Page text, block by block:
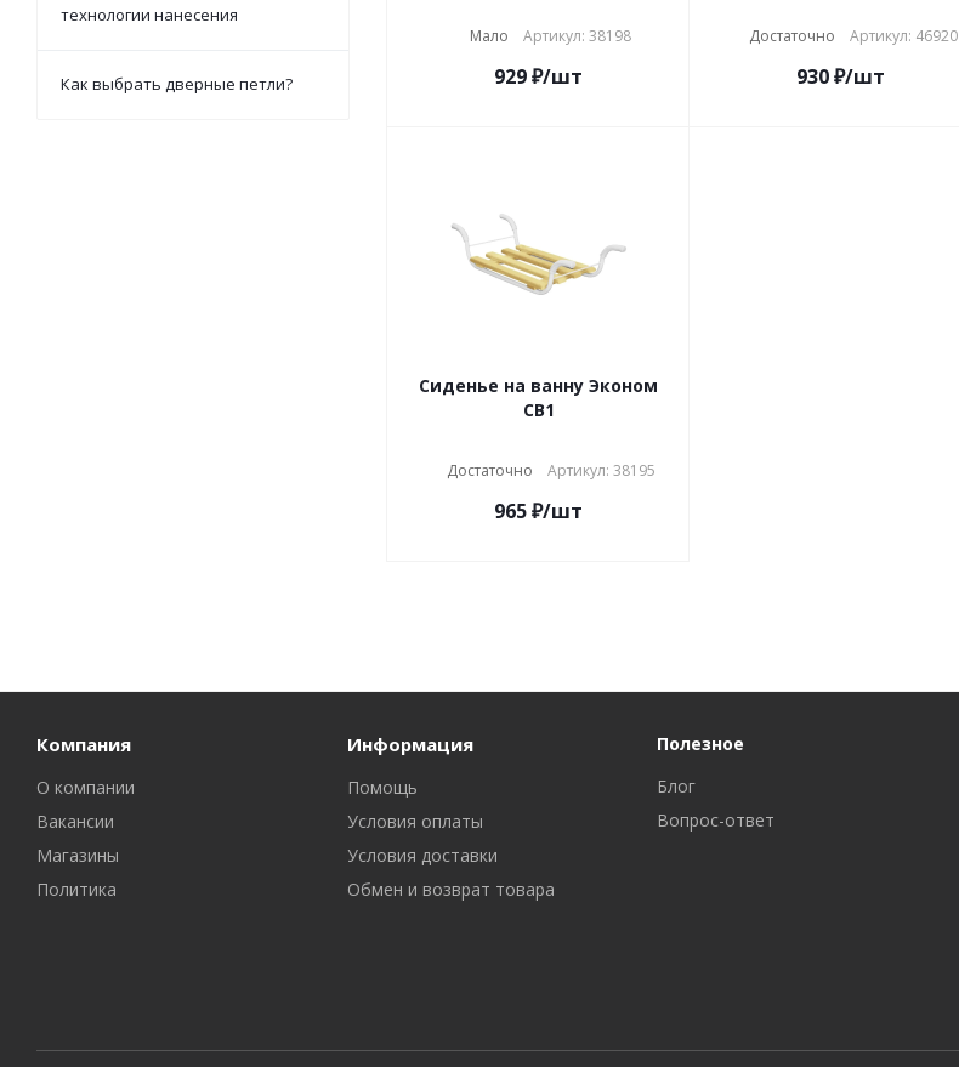
Мало Артикул: 38198
929₽/шт
Достаточно Артикул: 46920
930₽/шт
Сиденье на ванну Эконом
СВ1
Достаточно Артикул: 38195
965₽/шт
технологии нанесения
Как выбрать дверные петли?
Компания
О компании
Вакансии
Магазины
Политика
Информация
Помощь
Условия оплаты
Условия доставки
Обмен и возврат товара
Полезное
Блог
Вопрос-ответ